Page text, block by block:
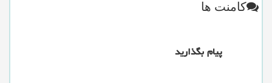
کامنت ها
پیام بگذارید